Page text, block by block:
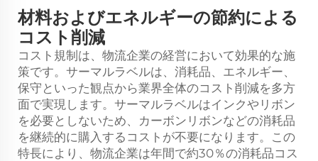
材料およびエネルギーの節約による
コスト削減
コスト規制は、物流企業の経営において効果的な施
策です。サーマルラベルは、消耗品、エネルギー、
保守といった観点から業界全体のコスト削減を多方
面で実現します。サーマルラベルはインクやリボン
を必要としないため、カーボンリボンなどの消耗品
を継続的に購入するコストが不要になります。この
特長により、物流企業は年間で約30％の消耗品コス